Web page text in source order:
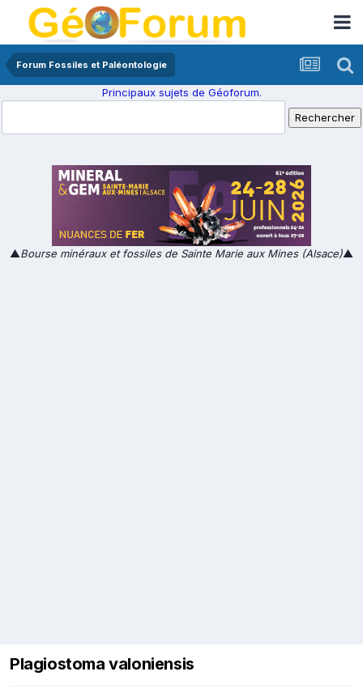
Forum Fossiles et Paléontologie
Principaux sujets de Géoforum.
▲Bourse minéraux et fossiles de Sainte Marie aux Mines (Alsace)▲
Plagiostoma valoniensis